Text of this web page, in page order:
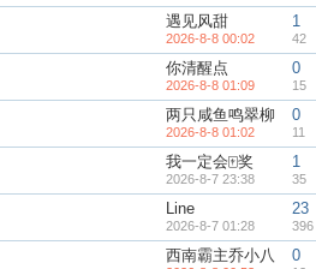
遇见风甜
2026-8-8 00:02
1
42
你清醒点
2026-8-8 01:09
0
15
两只咸鱼鸣翠柳
2026-8-8 01:02
0
11
我一定会🀄奖
2026-8-7 23:38
1
35
Line
2026-8-7 01:28
23
396
西南霸主乔小八 0